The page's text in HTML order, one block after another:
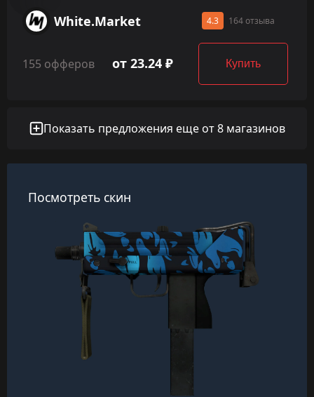
White.Market 4.3 164 отзыва
155 офферов от 23.24 ₽ Купить
Показать предложения еще от 8 магазинов
Посмотреть скин